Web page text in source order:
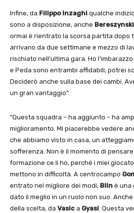
Infine, da Filippo Inzaghi qualche
sono a disposizione, anche
ormai è rientrato la scorsa partita dopo
arrivano da due settimane e mezzo di
rischiato nell’ultima gara. Ho
e Peda sono entrambi affidabili, potrei
Deciderò anche sulla base dei cambi.
un gran vantaggio”.
“Questa squadra – ha aggiunto – ha
miglioramento. Mi piacerebbe vedere
che abbiamo visto in casa, un
sofferenza. Non è il momento di
formazione ce li ho, perché i miei
mettono in difficoltà. A centrocampo
entrato nel migliore dei modi, Blin è una
dato il meglio in un ruolo non suo. Anche
della scelta, da Vasic a Gyasi. Questa